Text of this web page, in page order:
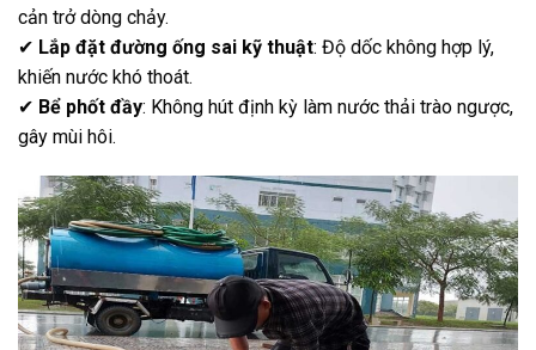
cản trở dòng chảy.
✔ Lắp đặt đường ống sai kỹ thuật: Độ dốc không hợp lý,
khiến nước khó thoát.
✔ Bể phốt đầy: Không hút định kỳ làm nước thải trào ngược,
gây mùi hôi.